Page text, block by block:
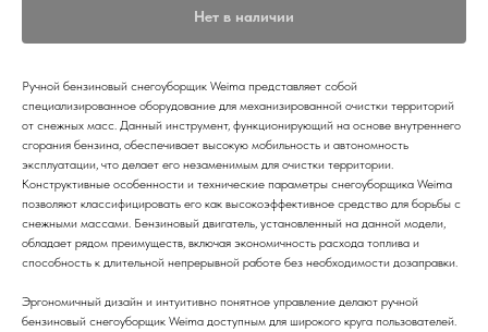
Нет в наличии
Ручной бензиновый снегоуборщик Weima представляет собой
специализированное оборудование для механизированной очистки территорий
от снежных масс. Данный инструмент, функционирующий на основе внутреннего
сгорания бензина, обеспечивает высокую мобильность и автономность
эксплуатации, что делает его незаменимым для очистки территории.
Конструктивные особенности и технические параметры снегоуборщика Weima
позволяют классифицировать его как высокоэффективное средство для борьбы с
снежными массами. Бензиновый двигатель, установленный на данной модели,
обладает рядом преимуществ, включая экономичность расхода топлива и
способность к длительной непрерывной работе без необходимости дозаправки.
Эргономичный дизайн и интуитивно понятное управление делают ручной
бензиновый снегоуборщик Weima доступным для широкого круга пользователей.